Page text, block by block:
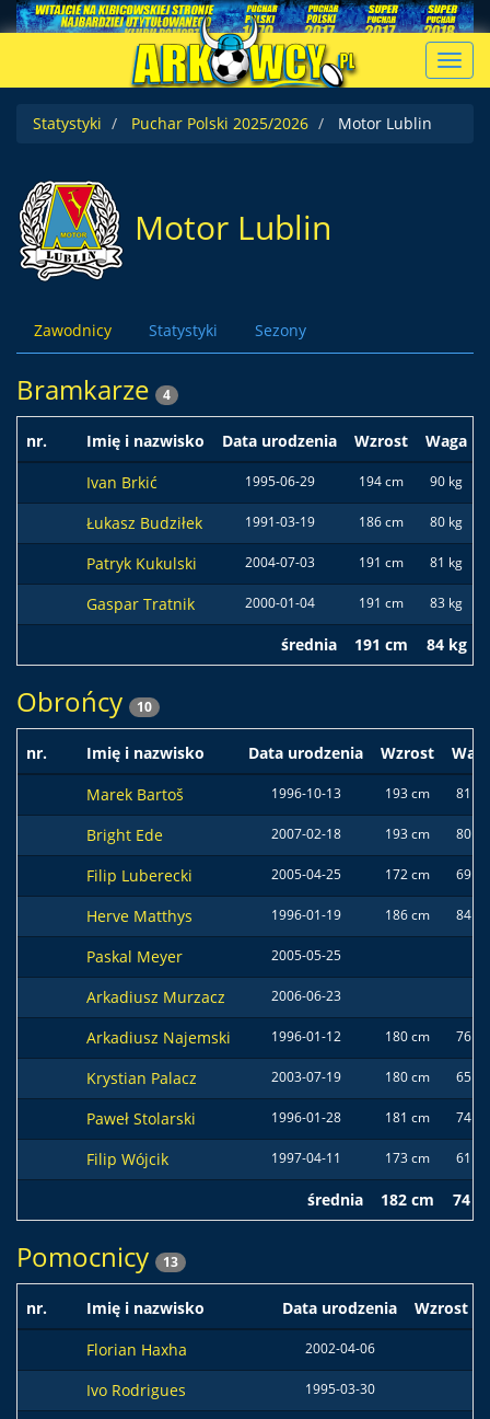
Statystyki
Puchar Polski 2025/2026 Motor Lublin
Motor Lublin
Zawodnicy Statystyki Sezony
Bramkarze 4
nr. Imię i nazwisko Data urodzenia Wzrost Waga
Ivan Brkić
1995-06-29 194 cm 90 kg
Łukasz Budziłek 1991-03-19 186 cm 80 kg
Patryk Kukulski 2004-07-03 191 cm 81 kg
Gaspar Tratnik 2000-01-04 191 cm 83 kg
średnia 191 cm 84 kg
Obrońcy 10
nr. Imię i nazwisko Data urodzenia Wzrost
Marek Bartoš
1996-10-13 193 cm 81 kg
Bright Ede 2007-02-18 193 cm 80 kg
Filip Luberecki 2005-04-25 172 cm 69 kg
Herve Matthys 1996-01-19 186 cm 84 kg
Paskal Meyer 2005-05-25
Arkadiusz Murzacz 2006-06-23
Arkadiusz Najemski 1996-01-12 180 cm 76 kg
Krystian Palacz 2003-07-19 180 cm 65 kg
Paweł Stolarski 1996-01-28 181 cm 74 kg
Filip Wójcik 1997-04-11 173 cm 61 kg
średnia 182 cm 74
Pomocnicy 13
nr. Imię i nazwisko Data urodzenia Wzrost
Florian Haxha
2002-04-06
Ivo Rodrigues 1995-03-30